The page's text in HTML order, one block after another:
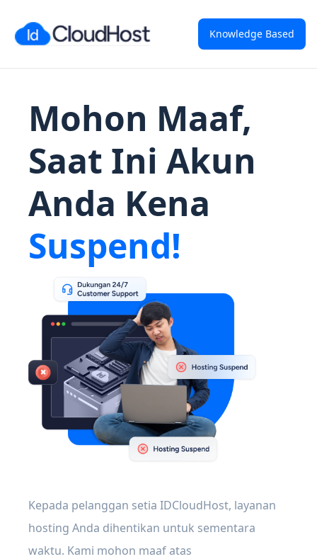
Knowledge Based
Mohon Maaf,
Saat Ini Akun
Anda Kena
Suspend!
Kepada pelanggan setia IDCloudHost, layanan
hosting Anda dihentikan untuk sementara
waktu. Kami mohon maaf atas